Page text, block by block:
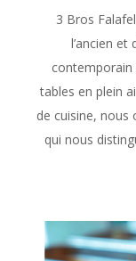
3 Bros
l’ancien
contemporain
tables en plein
de cuisine, nous
qui nous